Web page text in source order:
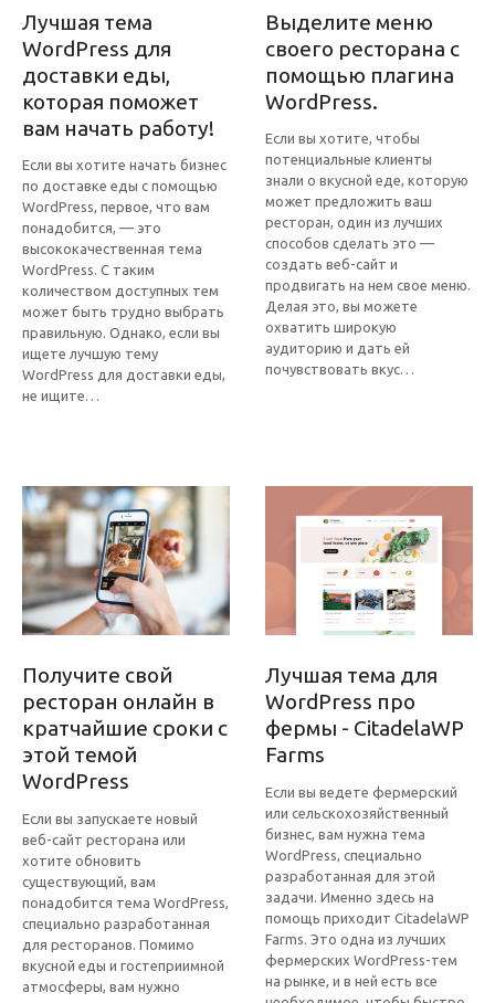
Лучшая тема
WordPress для
доставки еды,
которая поможет
вам начать работу!
Если вы хотите начать бизнес
по доставке еды с помощью
WordPress, первое, что вам
понадобится, — это
высококачественная тема
WordPress. С таким
количеством доступных тем
может быть трудно выбрать
правильную. Однако, если вы
ищете лучшую тему
WordPress для доставки еды,
не ищите…
Выделите меню
своего ресторана с
помощью плагина
WordPress.
Если вы хотите, чтобы
потенциальные клиенты
знали о вкусной еде, которую
может предложить ваш
ресторан, один из лучших
способов сделать это —
создать веб-сайт и
продвигать на нем свое меню.
Делая это, вы можете
охватить широкую
аудиторию и дать ей
почувствовать вкус…
Получите свой
ресторан онлайн в
кратчайшие сроки с
этой темой
WordPress
Если вы запускаете новый
веб-сайт ресторана или
хотите обновить
существующий, вам
понадобится тема WordPress,
специально разработанная
для ресторанов. Помимо
вкусной еды и гостеприимной
атмосферы, вам нужно
Лучшая тема для
WordPress про
фермы - CitadelaWP
Farms
Если вы ведете фермерский
или сельскохозяйственный
бизнес, вам нужна тема
WordPress, специально
разработанная для этой
задачи. Именно здесь на
помощь приходит CitadelaWP
Farms. Это одна из лучших
фермерских WordPress-тем
на рынке, и в ней есть все